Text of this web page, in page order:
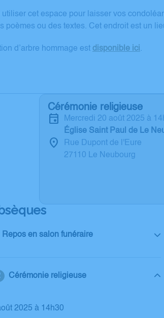
cet espace pour laisser vos
poèmes ou des textes. Cet endroit est un
d’arbre hommage est disponible ici .
Cérémonie religieuse
mercredi 20 août 2025 à
Église Saint Paul de Le
Rue Dupont de l'Eure
27110 Le Neubourg
Repos en salon funéraire
Cérémonie religieuse
2025 à 14h30